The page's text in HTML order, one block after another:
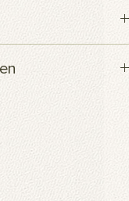
3 Werktagen
Stoff gedruckt. Dieser
und eignet sich
für